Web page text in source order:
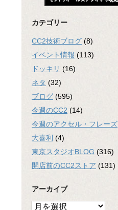
カテゴリー
CC2技術ブログ (8)
イベント情報 (113)
ドッキリ (16)
ネタ (32)
ブログ (595)
今週のCC2 (14)
今週のアクセル・フレーズ
大喜利 (4)
東京スタジオBLOG (316)
開店前のCC2ストア (131)
アーカイブ
ア